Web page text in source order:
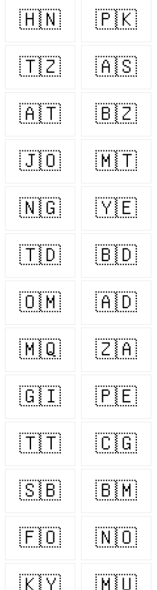
🇭🇳 🇵🇰
🇹🇿 🇦🇸
🇦🇹 🇧🇿
🇯🇴 🇲🇹
🇳🇬 🇾🇪
🇹🇩 🇧🇩
🇴🇲 🇦🇩
🇲🇶 🇿🇦
🇬🇮 🇵🇪
🇹🇹 🇨🇬
🇸🇧 🇧🇲
🇫🇴 🇳🇴
🇰🇾 🇲🇺